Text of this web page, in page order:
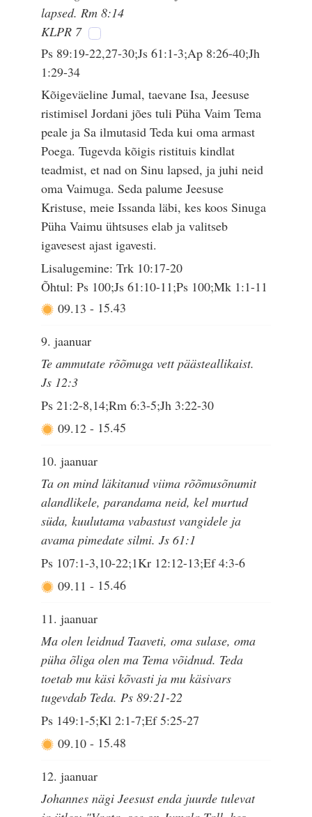
lapsed. Rm 8:14
KLPR 7
Ps 89:19-22,27-30;Js 61:1-3;Ap 8:26-40;Jh
1:29-34
Kõigeväeline Jumal, taevane Isa, Jeesuse
ristimisel Jordani jões tuli Püha Vaim Tema
peale ja Sa ilmutasid Teda kui oma armast
Poega. Tugevda kõigis ristituis kindlat
teadmist, et nad on Sinu lapsed, ja juhi neid
oma Vaimuga. Seda palume Jeesuse
Kristuse, meie Issanda läbi, kes koos Sinuga
Püha Vaimu ühtsuses elab ja valitseb
igavesest ajast igavesti.
Lisalugemine: Trk 10:17-20
Õhtul: Ps 100;Js 61:10-11;Ps 100;Mk 1:1-11
09.13 - 15.43
9. jaanuar
Te ammutate rõõmuga vett päästeallikaist.
Js 12:3
Ps 21:2-8,14;Rm 6:3-5;Jh 3:22-30
09.12 - 15.45
10. jaanuar
Ta on mind läkitanud viima rõõmusõnumit
alandlikele, parandama neid, kel murtud
süda, kuulutama vabastust vangidele ja
avama pimedate silmi. Js 61:1
Ps 107:1-3,10-22;1Kr 12:12-13;Ef 4:3-6
09.11 - 15.46
11. jaanuar
Ma olen leidnud Taaveti, oma sulase, oma
püha õliga olen ma Tema võidnud. Teda
toetab mu käsi kõvasti ja mu käsivars
tugevdab Teda. Ps 89:21-22
Ps 149:1-5;Kl 2:1-7;Ef 5:25-27
09.10 - 15.48
12. jaanuar
Johannes nägi Jeesust enda juurde tulevat